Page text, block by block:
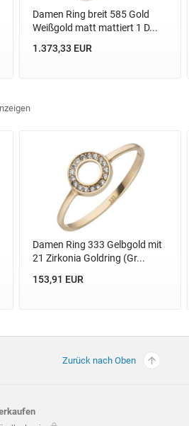
Damen Ring breit 585 Gold
Weißgold matt mattiert 1 D...
1.373,33 EUR
Damen Ring 333 Gelbgold mit
21 Zirkonia Goldring (Gr...
153,91 EUR
Zurück nach Oben